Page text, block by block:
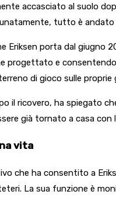
accasciato al suolo
tutto è andato
Eriksen porta dal giugno
progettato e
di gioco sulle proprie
il ricovero, ha spiegato
già tornato a casa con
vita
che ha consentito a
La sua funzione è